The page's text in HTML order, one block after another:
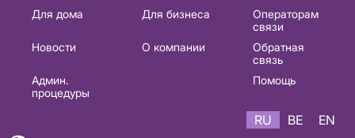
Основная
навигация
Для дома Для бизнеса
Операторам
связи
Новости
О компании
Обратная
связь
Админ.
процедуры
Помощь
RU BE EN